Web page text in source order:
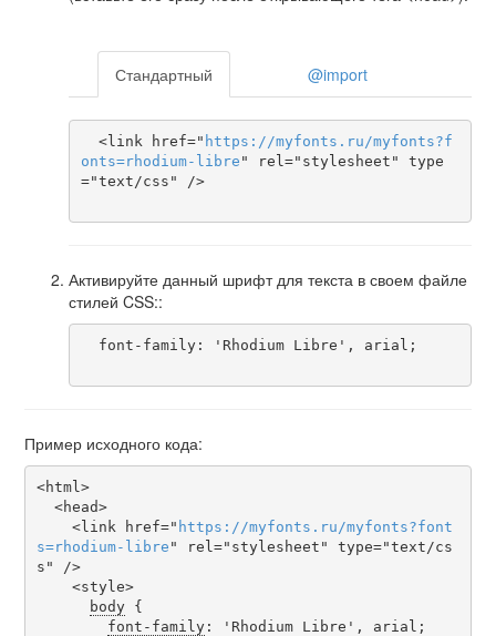
Стандартный @import
  <link href="
https ://myfonts . ru /myfonts?f
onts=rhodium-libre " rel="stylesheet" type
="text/css" />
Активируйте данный шрифт для текста в своем файле
стилей CSS::
Пример исходного кода:
<html>
    <link href="
https ://myfonts . ru /myfonts?font
s=rhodium-libre " rel="stylesheet" type="text/cs
s" />
body {
font-family: 'Rhodium Libre', arial;